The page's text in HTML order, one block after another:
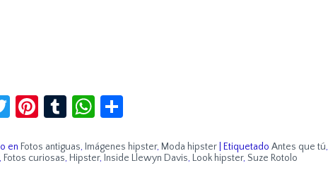
Twitter
Pinterest
TumblrWhatsApp
Compartir
en Fotos antiguas, Imágenes hipster, Moda hipster| Etiquetado Antes que tú,
, Fotos curiosas, Hipster, Inside Llewyn Davis, Look hipster, Suze Rotolo